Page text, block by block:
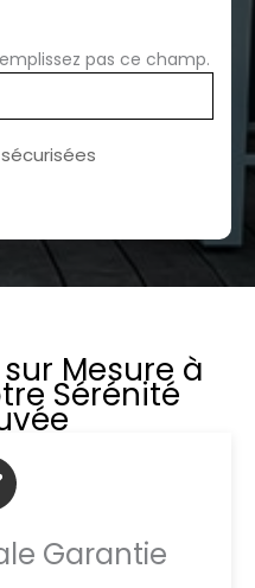
pas ce champ.
Mesure à
Sérénité
Garantie